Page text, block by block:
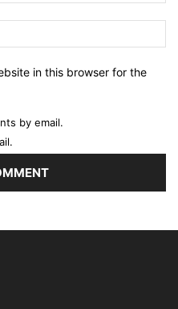
in this browser for the
by email.